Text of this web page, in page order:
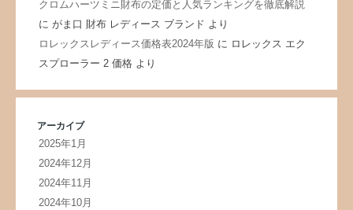
クロムハーツミニ財布の定価と人気ランキングを徹底解説
に がま口 財布 レディース ブランド より
ロレックスレディース価格表2024年版 に ロレックス エク
スプローラー 2 価格より
アーカイブ
2025年1月
2024年12月
2024年11月
2024年10月